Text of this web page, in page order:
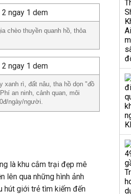
chèo thuyền quanh hồ, thỏa
xanh rì, đất nâu, tha hồ dọn "đồ
an ninh, cảnh quan, môi
ngày/người.
là khu cắm trại đẹp mê
lên qua những hình ảnh
hút giới trẻ tìm kiếm đến